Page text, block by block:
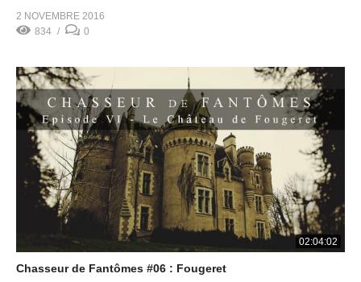
2 NOVEMBRE 2016
834
0
02:04:02
Chasseur de Fantômes #06 : Fougeret